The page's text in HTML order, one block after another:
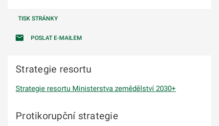
TISK STRÁNKY
POSLAT E-MAILEM
Strategie resortu
Strategie resortu Ministerstva zemědělství 2030+
Protikorupční strategie